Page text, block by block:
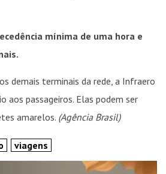
mínima de uma hora e
demais terminais da rede, a Infraero
aos passageiros. Elas podem ser
amarelos. (Agência Brasil)
viagens